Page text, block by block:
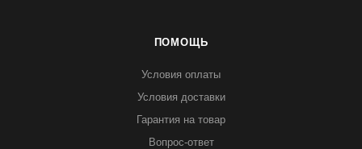
ПОМОЩЬ
Условия оплаты
Условия доставки
Гарантия на товар
Вопрос-ответ